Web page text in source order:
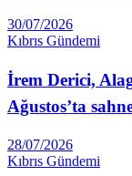
30/07/2026
Kıbrıs Gündemi
İrem Derici,
Ağustos’ta
28/07/2026
Kıbrıs Gündemi